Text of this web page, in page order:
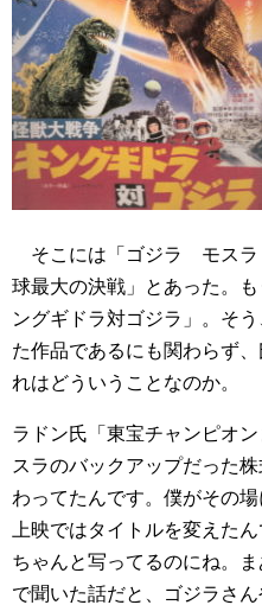
そこには「ゴジラ モス
球最大の決戦」とあった。
ングギドラ対ゴジラ」。そ
た作品であるにも関わらず
れはどういうことなのか。
ラドン氏「東宝チャンピオ
スラのバックアップだった
わってたんです。僕がその
上映ではタイトルを変えた
ちゃんと写ってるのにね。
で聞いた話だと、ゴジラさ